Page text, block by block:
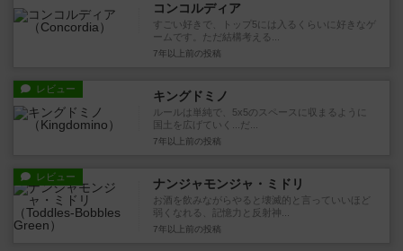
コンコルディア
すごい好きで、トップ5には入るくらいに好きなゲ
ームです。ただ結構考える...
7年以上前 の投稿
レビュー キングドミノ
ルールは単純で、5x5のスペースに収まるように
国土を広げていく...だ...
7年以上前 の投稿
レビュー ナンジャモンジャ・ミドリ
お酒を飲みながらやると壊滅的と言っていいほど
弱くなれる、記憶力と反射神...
7年以上前 の投稿